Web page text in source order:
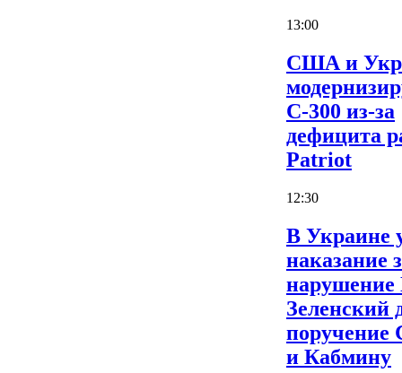
13:00
США и
С-300 из-за
дефицита
Patriot
12:30
В Украине
наказание
Зеленский
и Кабмину